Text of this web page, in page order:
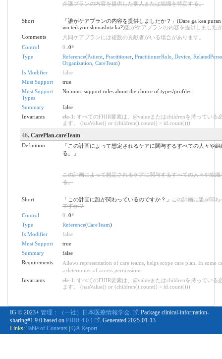
介護プランの内容を提供した個人または組織を特定する。
Short
「誰がケアプランの内容を提供しましたか？」(Dare ga kea
wo teikyou shimashita ka?)誰がケアプランの内容を提供しました
Comments
共同ケアプランには複数の貢献者がいる場合があります。
Control
0 ..0*
Type
Reference(Patient, Practitioner, PractitionerRole, Device,
Organization CareTeam)
Is Modifier
false
Must Support
true
Must Support
Types
No must-support rules about the choice of types/profiles
Summary
false
Invariants
ele-1 : すべてのFHIR要素は、@valueまたはchildrenを持っている
ます。 (hasValue() or (children().count() > id.count()))
46. CarePlan.careTeam
Definition
「この計画によって想定されるケアに関与するすべての人々や
る。」
この計画によって想定されるケアに関与するすべての人々や組織
る。
Short 「この計画に誰が関わっているのですか？」この計画に誰が関わ
ですか？
Control
0 ..0*
Type
Reference(CareTeam)
Is Modifier
false
Must Support
true
Summary
false
Requirements
Allows representation of care teams, helps scope care plan. In some
a determiner of access permissions.
Invariants
ele-1 : すべてのFHIR要素は、@valueまたはchildrenを持っている
ます。 (hasValue() or (children().count() > id.count()))
IG © 2023+ 管理：（一社）日本医療情報学会.
. Package clinical-information-
sharing#1.9.0 based on FHIR 4.0.1 . Generated 2025-01-13
Links: Table of Contents | QA Report